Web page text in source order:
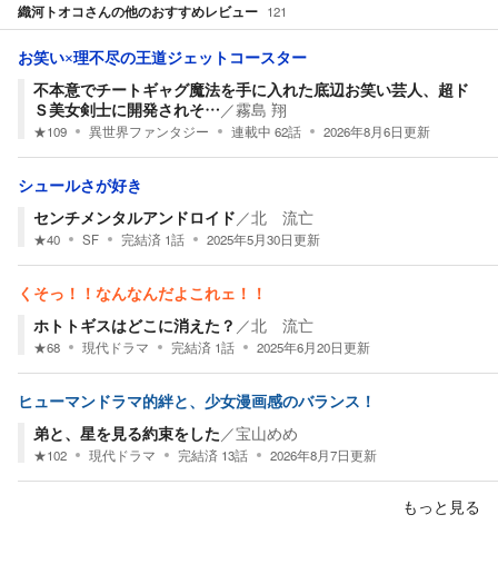
織河トオコさんの他のおすすめレビュー 121
お笑い×理不尽の王道ジェットコースター
不本意でチートギャグ魔法を手に入れた底辺お笑い芸人、超ド
Ｓ美女剣士に開発されそ… ／霧島 翔
★109 異世界ファンタジー 連載中 62話 2026年8月6日更新
シュールさが好き
センチメンタルアンドロイド ／北 流亡
★40 SF 完結済 1話 2025年5月30日更新
くそっ！！なんなんだよこれェ！！
ホトトギスはどこに消えた？ ／北 流亡
★68 現代ドラマ 完結済 1話 2025年6月20日更新
ヒューマンドラマ的絆と、少女漫画感のバランス！
弟と、星を見る約束をした ／宝山めめ
★102 現代ドラマ 完結済 13話 2026年8月7日更新
もっと見る